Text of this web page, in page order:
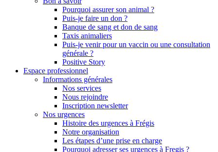
Pourquoi assurer son animal ?
Puis-je faire un don ?
Banque de sang et don de sang
Taxis animaliers
Puis-je venir pour un vaccin ou une consultation
générale ?
Positive Story
Espace professionnel
Informations générales
Nos services
Nous rejoindre
Inscription newsletter
Nos urgences
Histoire des urgences à Frégis
Notre organisation
Les étapes d’une prise en charge
Pourquoi adresser ses urgences à Fregis ?